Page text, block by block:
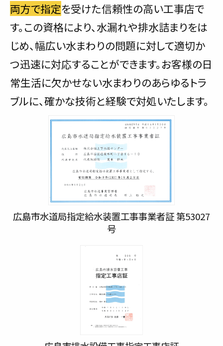
両方で指定を受けた信頼性の高い工事店で
す。この資格により、水漏れや排水詰まりをは
じめ、幅広い水まわりの問題に対して適切か
つ迅速に対応することができます。お客様の日
常生活に欠かせない水まわりのあらゆるトラ
ブルに、確かな技術と経験で対処いたします。
広島市水道局指定給水装置工事事業者証 第53027
号